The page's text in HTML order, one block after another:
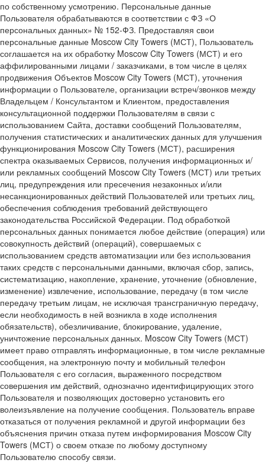
по собственному усмотрению. Персональные данные
Пользователя обрабатываются в соответствии с ФЗ «О
персональных данных» № 152-ФЗ. Предоставляя свои
персональные данные Moscow City Towers (МСТ), Пользователь
соглашается на их обработку Moscow City Towers (МСТ) и его
аффилированными лицами / заказчиками, в том числе в целях
продвижения Объектов Moscow City Towers (МСТ), уточнения
информации о Пользователе, организации встреч/звонков между
Владельцем / Консультантом и Клиентом, предоставления
консультационной поддержки Пользователям в связи с
использованием Сайта, доставки сообщений Пользователям,
получения статистических и аналитических данных для улучшения
функционирования Moscow City Towers (МСТ), расширения
спектра оказываемых Сервисов, получения информационных и/
или рекламных сообщений Moscow City Towers (МСТ) или третьих
лиц, предупреждения или пресечения незаконных и/или
несанкционированных действий Пользователей или третьих лиц,
обеспечения соблюдения требований действующего
законодательства Российской Федерации. Под обработкой
персональных данных понимается любое действие (операция) или
совокупность действий (операций), совершаемых с
использованием средств автоматизации или без использования
таких средств с персональными данными, включая сбор, запись,
систематизацию, накопление, хранение, уточнение (обновление,
изменение) извлечение, использование, передачу (в том числе
передачу третьим лицам, не исключая трансграничную передачу,
если необходимость в ней возникла в ходе исполнения
обязательств), обезличивание, блокирование, удаление,
уничтожение персональных данных. Moscow City Towers (МСТ)
имеет право отправлять информационные, в том числе рекламные
сообщения, на электронную почту и мобильный телефон
Пользователя с его согласия, выраженного посредством
совершения им действий, однозначно идентифицирующих этого
Пользователя и позволяющих достоверно установить его
волеизъявление на получение сообщения. Пользователь вправе
отказаться от получения рекламной и другой информации без
объяснения причин отказа путем информирования Moscow City
Towers (МСТ) о своем отказе по любому доступному
Пользователю способу связи.